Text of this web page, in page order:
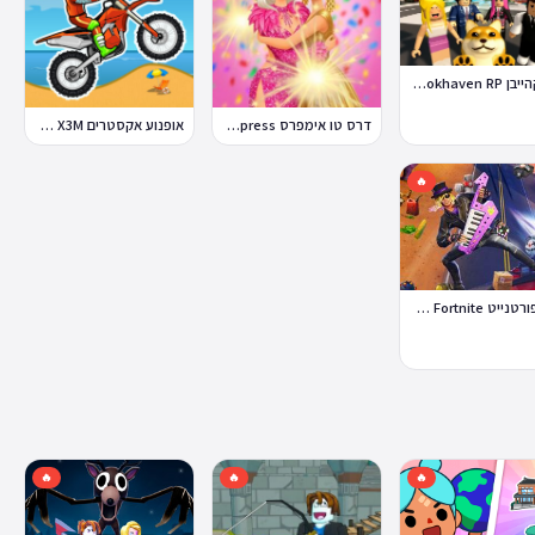
ברוקהייבן Brookhaven RP
דרס טו אימפרס Dress To Impress אופנוע אקסטרים Moto X3M
🔥
לגו פורטנייט Lego Fortnite
🔥
🔥
🔥